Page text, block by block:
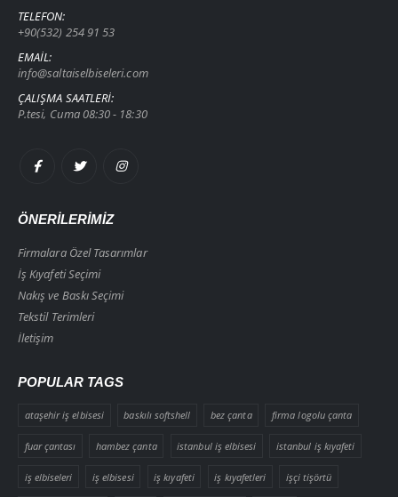
TELEFON:
+90(532) 254 91 53
EMAIL:
info@saltaiselbiseleri.com
ÇALIŞMA SAATLERI:
P.tesi, Cuma 08:30 - 18:30
ÖNERİLERİMİZ
Firmalara Özel Tasarımlar
İş Kıyafeti Seçimi
Nakış ve Baskı Seçimi
Tekstil Terimleri
İletişim
POPULAR TAGS
ataşehir iş elbisesi baskılı softshell bez çanta firma logolu çanta
fuar çantası hambez çanta istanbul iş elbisesi istanbul iş kıyafeti
iş elbiseleri iş elbisesi iş kıyafeti iş kıyafetleri işçi tişörtü